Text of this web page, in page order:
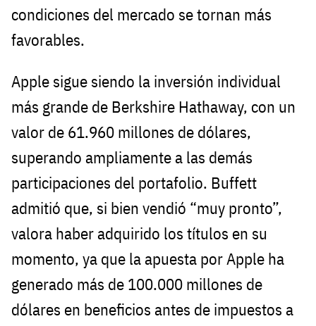
condiciones del mercado se tornan más
favorables.
Apple sigue siendo la inversión individual
más grande de Berkshire Hathaway, con un
valor de 61.960 millones de dólares,
superando ampliamente a las demás
participaciones del portafolio. Buffett
admitió que, si bien vendió “muy pronto”,
valora haber adquirido los títulos en su
momento, ya que la apuesta por Apple ha
generado más de 100.000 millones de
dólares en beneficios antes de impuestos a